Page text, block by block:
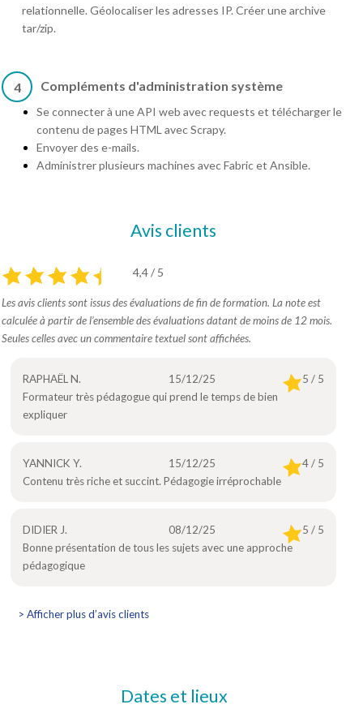
relationnelle. Géolocaliser les adresses IP. Créer une archive
tar/zip.
4 Compléments d'administration système
Se connecter à une API web avec requests et télécharger le
contenu de pages HTML avec Scrapy.
Envoyer des e-mails.
Administrer plusieurs machines avec Fabric et Ansible.
Avis clients
4,4 / 5
Les avis clients sont issus des évaluations de fin de formation. La note est
calculée à partir de l’ensemble des évaluations datant de moins de 12 mois.
Seules celles avec un commentaire textuel sont affichées.
RAPHAËL N. 15/12/25
5 / 5
Formateur très pédagogue qui prend le temps de bien
expliquer
YANNICK Y. 15/12/25
4 / 5
Contenu très riche et succint. Pédagogie irréprochable
DIDIER J. 08/12/25
5 / 5
Bonne présentation de tous les sujets avec une approche
pédagogique
> Afficher plus d’avis clients
Dates et lieux